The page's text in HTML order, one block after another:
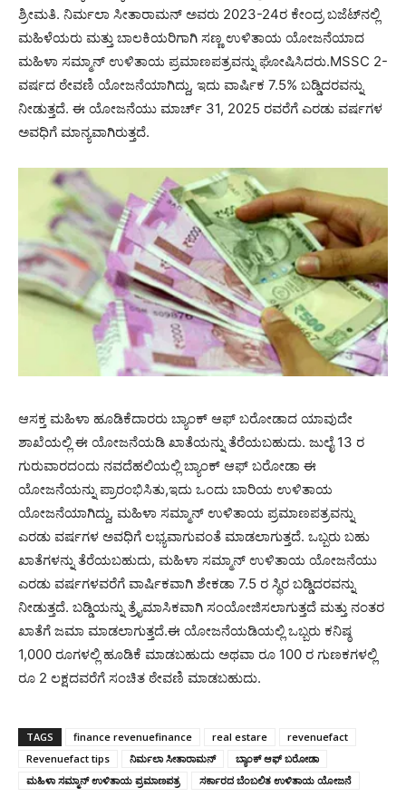
ಶ್ರೀಮತಿ. ನಿರ್ಮಲಾ ಸೀತಾರಾಮನ್ ಅವರು 2023-24ರ ಕೇಂದ್ರ ಬಜೆಟ್‌ನಲ್ಲಿ
ಮಹಿಳೆಯರು ಮತ್ತು ಬಾಲಕಿಯರಿಗಾಗಿ ಸಣ್ಣ ಉಳಿತಾಯ ಯೋಜನೆಯಾದ
ಮಹಿಳಾ ಸಮ್ಮಾನ್ ಉಳಿತಾಯ ಪ್ರಮಾಣಪತ್ರವನ್ನು ಘೋಷಿಸಿದರು.MSSC 2-
ವರ್ಷದ ಠೇವಣಿ ಯೋಜನೆಯಾಗಿದ್ದು, ಇದು ವಾರ್ಷಿಕ 7.5% ಬಡ್ಡಿದರವನ್ನು
ನೀಡುತ್ತದೆ. ಈ ಯೋಜನೆಯು ಮಾರ್ಚ್ 31, 2025 ರವರೆಗೆ ಎರಡು ವರ್ಷಗಳ
ಅವಧಿಗೆ ಮಾನ್ಯವಾಗಿರುತ್ತದೆ.
ಆಸಕ್ತ ಮಹಿಳಾ ಹೂಡಿಕೆದಾರರು ಬ್ಯಾಂಕ್ ಆಫ್ ಬರೋಡಾದ ಯಾವುದೇ
ಶಾಖೆಯಲ್ಲಿ ಈ ಯೋಜನೆಯಡಿ ಖಾತೆಯನ್ನು ತೆರೆಯಬಹುದು. ಜುಲೈ 13 ರ
ಗುರುವಾರದಂದು ನವದೆಹಲಿಯಲ್ಲಿ ಬ್ಯಾಂಕ್ ಆಫ್ ಬರೋಡಾ ಈ
ಯೋಜನೆಯನ್ನು ಪ್ರಾರಂಭಿಸಿತು,ಇದು ಒಂದು ಬಾರಿಯ ಉಳಿತಾಯ
ಯೋಜನೆಯಾಗಿದ್ದು, ಮಹಿಳಾ ಸಮ್ಮಾನ್ ಉಳಿತಾಯ ಪ್ರಮಾಣಪತ್ರವನ್ನು
ಎರಡು ವರ್ಷಗಳ ಅವಧಿಗೆ ಲಭ್ಯವಾಗುವಂತೆ ಮಾಡಲಾಗುತ್ತದೆ. ಒಬ್ಬರು ಬಹು
ಖಾತೆಗಳನ್ನು ತೆರೆಯಬಹುದು, ಮಹಿಳಾ ಸಮ್ಮಾನ್ ಉಳಿತಾಯ ಯೋಜನೆಯು
ಎರಡು ವರ್ಷಗಳವರೆಗೆ ವಾರ್ಷಿಕವಾಗಿ ಶೇಕಡಾ 7.5 ರ ಸ್ಥಿರ ಬಡ್ಡಿದರವನ್ನು
ನೀಡುತ್ತದೆ. ಬಡ್ಡಿಯನ್ನು ತ್ರೈಮಾಸಿಕವಾಗಿ ಸಂಯೋಜಿಸಲಾಗುತ್ತದೆ ಮತ್ತು ನಂತರ
ಖಾತೆಗೆ ಜಮಾ ಮಾಡಲಾಗುತ್ತದೆ.ಈ ಯೋಜನೆಯಡಿಯಲ್ಲಿ ಒಬ್ಬರು ಕನಿಷ್ಠ
1,000 ರೂಗಳಲ್ಲಿ ಹೂಡಿಕೆ ಮಾಡಬಹುದು ಅಥವಾ ರೂ 100 ರ ಗುಣಕಗಳಲ್ಲಿ
ರೂ 2 ಲಕ್ಷದವರೆಗೆ ಸಂಚಿತ ಠೇವಣಿ ಮಾಡಬಹುದು.
TAGS finance revenuefinance real estare
revenuefact
Revenuefact tips
ನಿರ್ಮಲಾ ಸೀತಾರಾಮನ್
ಬ್ಯಾಂಕ್ ಆಫ್ ಬರೋಡಾ
ಮಹಿಳಾ ಸಮ್ಮಾನ್ ಉಳಿತಾಯ ಪ್ರಮಾಣಪತ್ರ
ಸರ್ಕಾರದ ಬೆಂಬಲಿತ ಉಳಿತಾಯ ಯೋಜನೆ